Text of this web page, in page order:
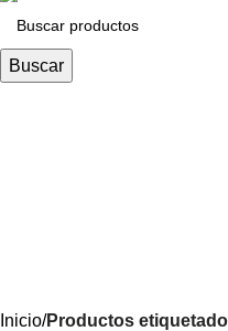
Buscar
Inicio Productos